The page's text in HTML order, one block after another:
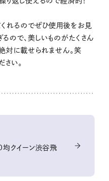
れるのでぜひ使用後をお見
ので、美しいものがたくさん
対に載せられません。笑
さい。
クイーン渋谷飛